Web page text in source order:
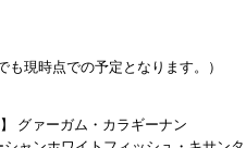
現時点での予定となります。）
グァーガム・カラギーナン